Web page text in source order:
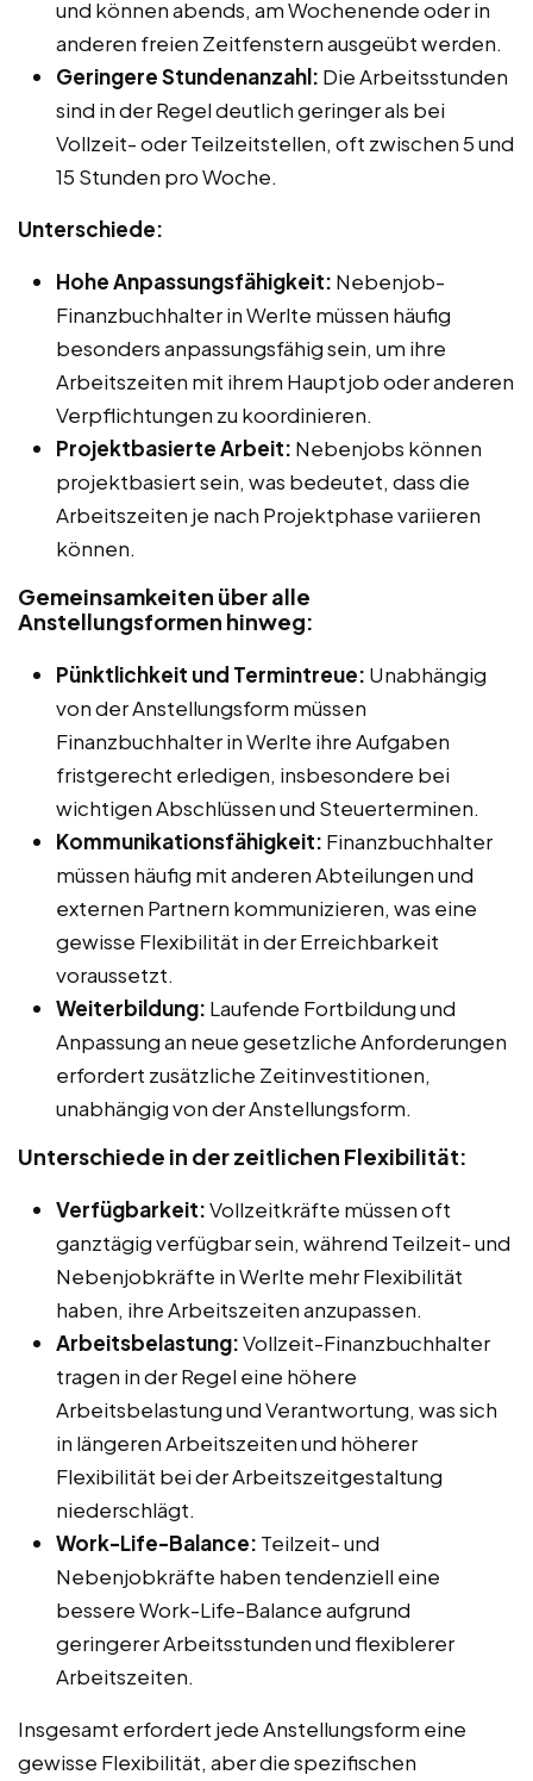
und können abends, am Wochenende oder in
anderen freien Zeitfenstern ausgeübt werden.
Geringere Stundenanzahl: Die Arbeitsstunden
sind in der Regel deutlich geringer als bei
Vollzeit- oder Teilzeitstellen, oft zwischen 5 und
15 Stunden pro Woche.
Unterschiede:
Hohe Anpassungsfähigkeit: Nebenjob-
Finanzbuchhalter in Werlte müssen häufig
besonders anpassungsfähig sein, um ihre
Arbeitszeiten mit ihrem Hauptjob oder anderen
Verpflichtungen zu koordinieren.
Projektbasierte Arbeit: Nebenjobs können
projektbasiert sein, was bedeutet, dass die
Arbeitszeiten je nach Projektphase variieren
können.
Gemeinsamkeiten über alle
Anstellungsformen hinweg:
Pünktlichkeit und Termintreue: Unabhängig
von der Anstellungsform müssen
Finanzbuchhalter in Werlte ihre Aufgaben
fristgerecht erledigen, insbesondere bei
wichtigen Abschlüssen und Steuerterminen.
Kommunikationsfähigkeit: Finanzbuchhalter
müssen häufig mit anderen Abteilungen und
externen Partnern kommunizieren, was eine
gewisse Flexibilität in der Erreichbarkeit
voraussetzt.
Weiterbildung: Laufende Fortbildung und
Anpassung an neue gesetzliche Anforderungen
erfordert zusätzliche Zeitinvestitionen,
unabhängig von der Anstellungsform.
Unterschiede in der zeitlichen Flexibilität:
Verfügbarkeit:Vollzeitkräfte müssen oft
ganztägig verfügbar sein, während Teilzeit- und
Nebenjobkräfte in Werlte mehr Flexibilität
haben, ihre Arbeitszeiten anzupassen.
Arbeitsbelastung:Vollzeit-Finanzbuchhalter
tragen in der Regel eine höhere
Arbeitsbelastung und Verantwortung, was sich
in längeren Arbeitszeiten und höherer
Flexibilität bei der Arbeitszeitgestaltung
niederschlägt.
Work-Life-Balance: Teilzeit- und
Nebenjobkräfte haben tendenziell eine
bessere Work-Life-Balance aufgrund
geringerer Arbeitsstunden und flexiblerer
Arbeitszeiten.
Insgesamt erfordert jede Anstellungsform eine
gewisse Flexibilität, aber die spezifischen